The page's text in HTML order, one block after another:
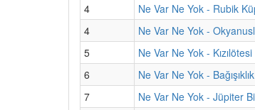
4
Ne Var Ne Yok - Rubik
4
Ne Var Ne Yok -
5
Ne Var Ne Yok -
6
Ne Var Ne Yok -
7
Ne Var Ne Yok - Jüpiter